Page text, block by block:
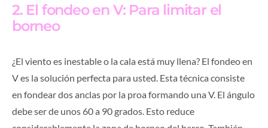
2. El fondeo en V: Para limitar el
borneo
¿El viento es inestable o la cala está muy llena? El fondeo en
V es la solución perfecta para usted. Esta técnica consiste
en fondear dos anclas por la proa formando una V. El ángulo
debe ser de unos 60 a 90 grados. Esto reduce